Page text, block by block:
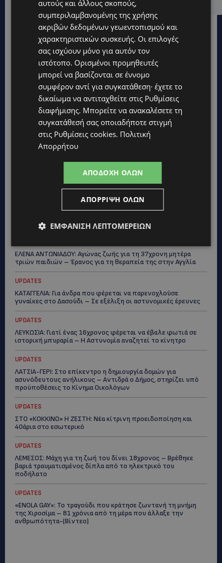
άνθρωποι και οι στιγμές είναι η πραγματική μας ιστορία
ΕΛΕΝΑ ΑΝΤΩΝΙΑΔΟΥ: Αγώνας ζωής για τη 37χρονη μητέρα
τριών παιδιών – Έρανος για τη θεραπεία της στην Αγγλία
UPDATES
ΚΑΤΑΓΓΕΛΙΑ: Για άνδρα που φέρεται να παρενοχλούσε
γυναίκες στο Δασούδι – Σε εξέλιξη οι αστυνομικές έρευνες
UPDATES
ΛΕΥΚΩΣΙΑ: Γιατί ένας 16χρονος φέρεται να έβαλε φωτιά σε
ιστορική μπυραρία – Η Αστυνομία αναζητεί το κίνητρο
UPDATES
ΛΑΤΣΙΑ-ΓΕΡΙ: Στο επίκεντρο η δημιουργία δομών για
ασυνόδευτους ανήλικους – Αντιδρά ο Δήμος, στηρίζει υπό
προϋποθέσεις το Κίνημα Οικολόγων
UPDATES
ΣΤΟ «ΚΟΚΚΙΝΟ» Η ΖΕΣΤΗ: Νέα κίτρινη προειδοποίηση και
40άρια στο εσωτερικό
UPDATES
ΛΕΜΕΣΟΣ: Μάχη για τη ζωή του δίνει 18χρονος – Βρέθηκε
βαριά τραυματισμένος δίπλα από το ηλεκτρικό του
ποδήλατο
UPDATES
«ENOLA GAY»: Το τραγούδι που κράτησε ζωντανή τη μνήμη
της Χιροσίμα – 81 χρόνια από τη μέρα που άλλαξε την
ανθρωπότητα-(Bίντεο)
αυτούς και άλλους σκοπούς,
συμπεριλαμβανομένης της χρήσης
ακριβών δεδομένων γεωεντοπισμού και
χαρακτηριστικών συσκευής. Οι επιλογές
σας ισχύουν μόνο για αυτόν τον
ιστότοπο. Ορισμένοι προμηθευτές
μπορεί να βασίζονται σε έννομο
συμφέρον αντί για συγκατάθεση· έχετε το
δικαίωμα να αντιταχθείτε στις Ρυθμίσεις
διαφήμισης. Μπορείτε να ανακαλέσετε τη
συγκατάθεσή σας οποιαδήποτε στιγμή
στις Ρυθμίσεις cookies. Πολιτική
Απορρήτου
ΑΠΟΔΟΧΉ ΌΛΩΝ
ΑΠΌΡΡΙΨΗ ΌΛΩΝ
ΕΜΦΆΝΙΣΗ ΛΕΠΤΟΜΕΡΕΙΏΝ